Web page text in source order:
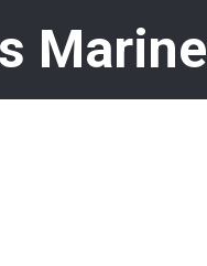
Marine